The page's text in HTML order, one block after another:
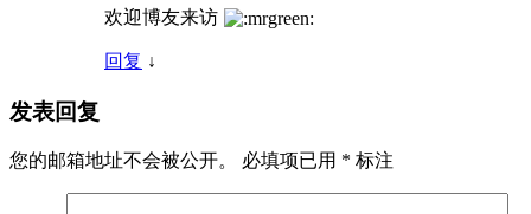
欢迎博友来访
回复 ↓
发表回复
您的邮箱地址不会被公开。 必填项已用 * 标注